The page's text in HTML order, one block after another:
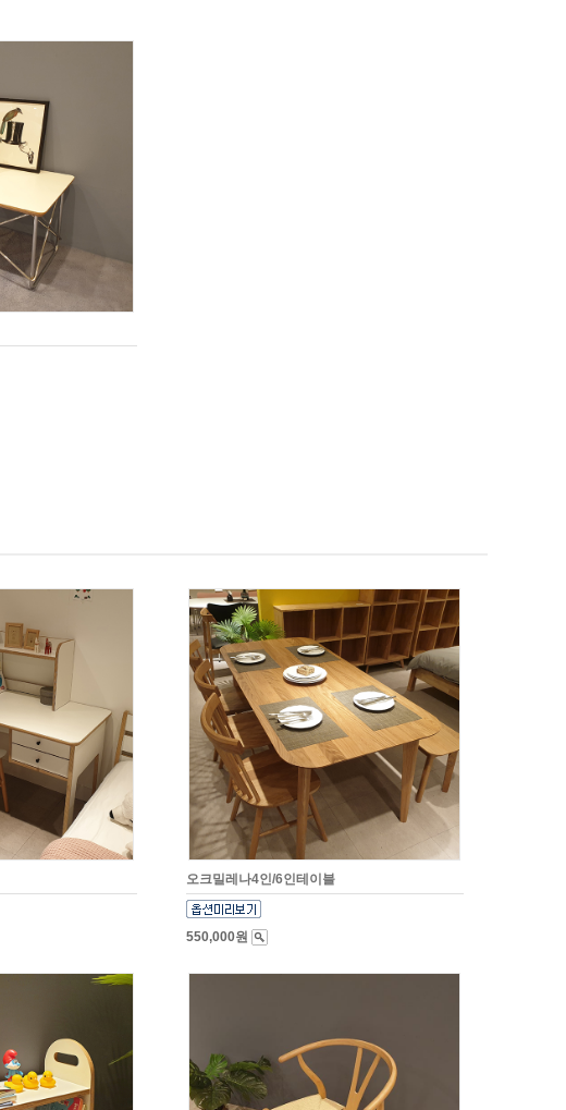
오크밀레나4인/6인테이블
550,000원